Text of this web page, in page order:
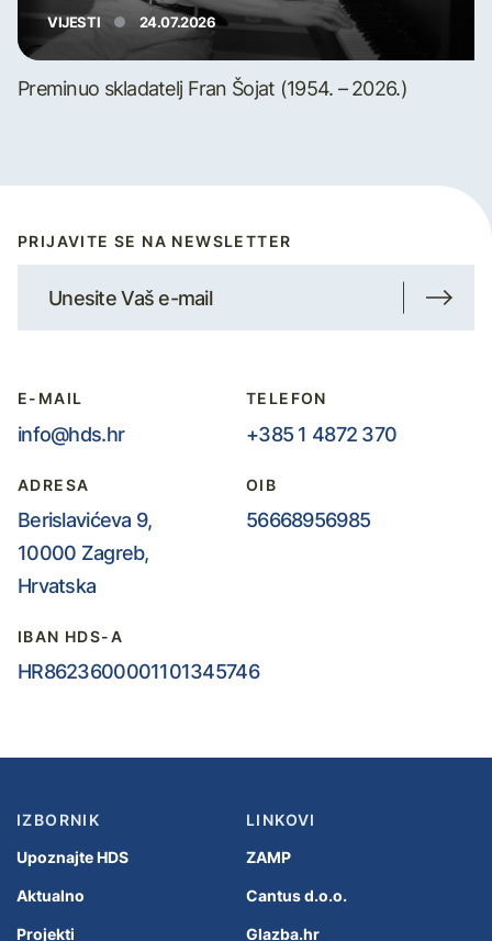
VIJESTI 24.07.2026
Preminuo skladatelj Fran Šojat (1954. – 2026.)
PRIJAVITE SE NA NEWSLETTER
E-MAIL
info@hds.hr
TELEFON
+385 1 4872 370
ADRESA
Berislavićeva 9,
10000 Zagreb,
Hrvatska
OIB
56668956985
IBAN HDS-A
HR8623600001101345746
IZBORNIK
Upoznajte HDS
Aktualno
Projekti
LINKOVI
ZAMP
Cantus d.o.o.
Glazba.hr